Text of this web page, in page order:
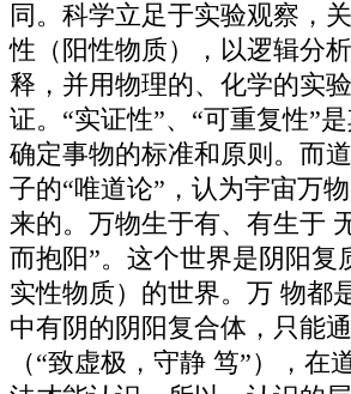
同。科学立足于实验观察，
性（阳性物质），以逻辑分
释，并用物理的、化学的实
证。“实证性”、“可重复性”是
确定事物的标准和原则。而
子的“唯道论”，认为宇宙万
来的。万物生于有、有生于
而抱阳”。这个世界是阴阳复
实性物质）的世界。万 物都
中有阴的阴阳复合体，只能
（“致虚极，守静 笃”），在